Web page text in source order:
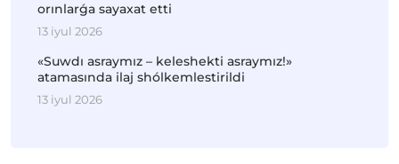
orınlarǵa sayaxat etti
13 iyul 2026
«Suwdı asraymız – keleshekti asraymız!»
atamasında ilaj shólkemlestirildi
13 iyul 2026